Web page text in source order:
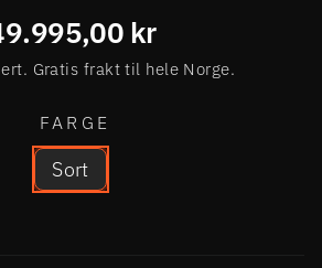
kr
Gratis frakt til hele Norge.
FARGE
Sort